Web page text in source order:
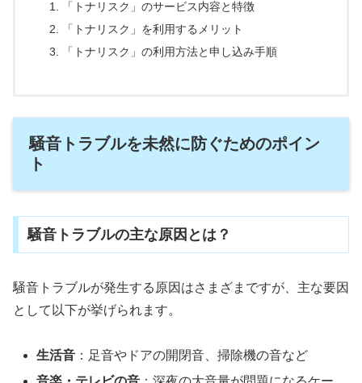
「トナリスク」のサービス内容と特徴
「トナリスク」を利用するメリット
「トナリスク」の利用方法と申し込み手順
騒音トラブルを未然に防ぐためのポイン
ト
騒音トラブルの主な原因とは？
騒音トラブルが発生する原因はさまざまですが、主な要因
として以下が挙げられます。
生活音 ：足音やドアの開閉音、掃除機の音など